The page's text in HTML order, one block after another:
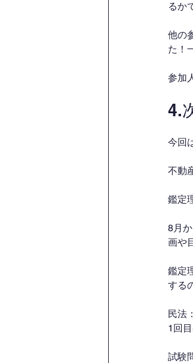
るか
他の
た！
参加
4.
今回
不動
鑑定
8月
画や
鑑定
する
民法
1回
試験